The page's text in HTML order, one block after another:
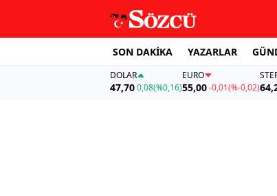
SON DAKİKA YAZARLAR
DOLAR
47,700,08(%0,16)
EURO
55,00 -0,01(%-0,02)